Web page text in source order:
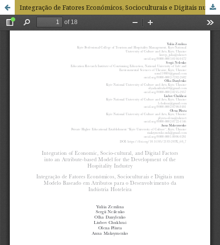
Integração de Fatores Económicos, Socioculturais e Digitais num Modelo Baseado em Atributos para o Desenvolvimento da Indústria Hoteleira